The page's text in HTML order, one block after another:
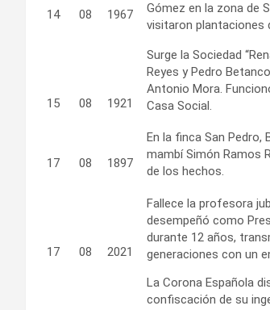
14 08 1967
Gómez en la zona de
visitaron plantaciones
15 08 1921
Surge la Sociedad
Reyes y Pedro
Antonio Mora.
Casa Social.
17 08 1897
En la finca San Pedro,
mambí Simón Ramos
de los hechos.
17 08 2021
Fallece la profesora
desempeñó como
durante 12 años,
generaciones con un
La Corona Española
confiscación de su